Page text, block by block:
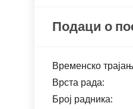
Подаци о
Временско
Врста рада:
Број радника: